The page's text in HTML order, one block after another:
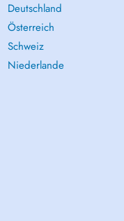
Deutschland
Österreich
Schweiz
Niederlande